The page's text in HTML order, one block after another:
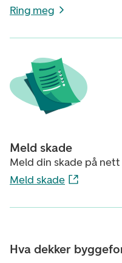
Ring meg
Meld skade
Meld din skade på
Meld skade
Hva dekker